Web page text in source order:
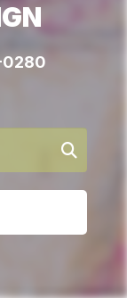
0280